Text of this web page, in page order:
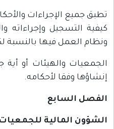
تطبق جميع الإجراءات
كيفية التسجيل وإجراءاته
ونظام العمل فيها بالنسبة
الجمعيات والهيئات أو
إنشاؤها وفقا لأحكامه.
الفصل السابع
الشؤون المالية